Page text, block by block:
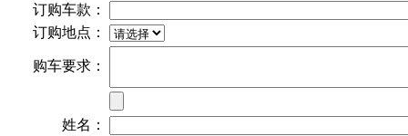
订购车款：
订购地点：
购车要求：
姓名：